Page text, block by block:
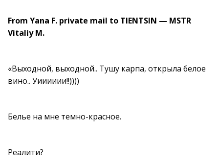
From Yana F. private mail to TIENTSIN — MSTR
Vitaliy M.
«Выходной, выходной.. Тушу карпа, открыла белое
вино.. Уииииии!!))))
Белье на мне темно-красное.
Реалити?